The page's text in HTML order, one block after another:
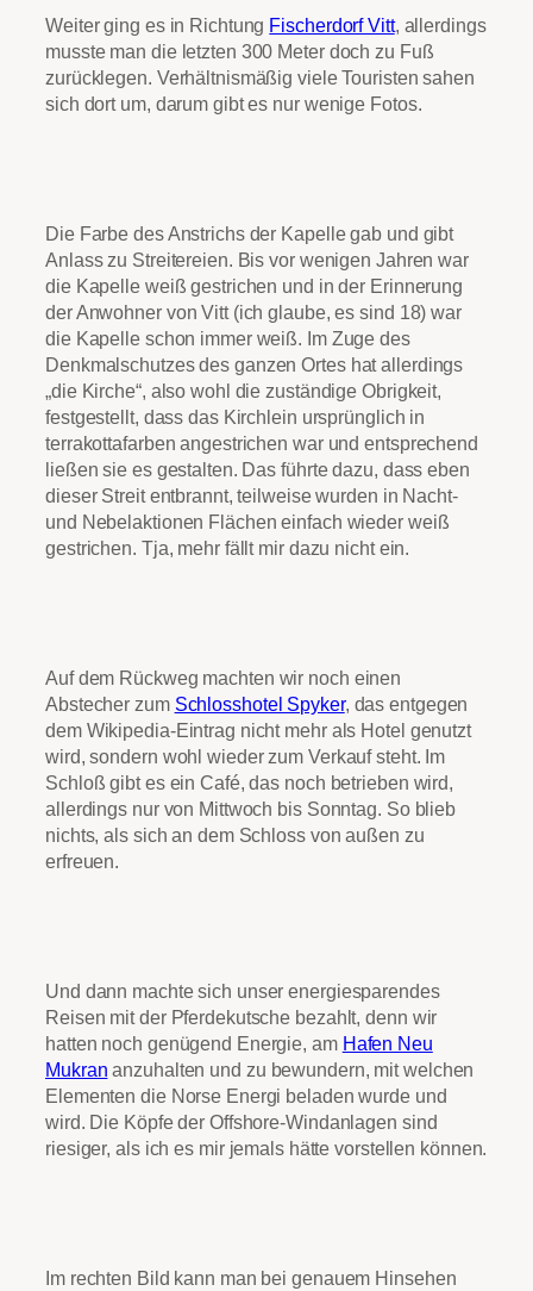
Weiter ging es in Richtung Fischerdorf Vitt, allerdings
musste man die letzten 300 Meter doch zu Fuß
zurücklegen. Verhältnismäßig viele Touristen sahen
sich dort um, darum gibt es nur wenige Fotos.
Die Farbe des Anstrichs der Kapelle gab und gibt
Anlass zu Streitereien. Bis vor wenigen Jahren war
die Kapelle weiß gestrichen und in der Erinnerung
der Anwohner von Vitt (ich glaube, es sind 18) war
die Kapelle schon immer weiß. Im Zuge des
Denkmalschutzes des ganzen Ortes hat allerdings
„die Kirche“, also wohl die zuständige Obrigkeit,
festgestellt, dass das Kirchlein ursprünglich in
terrakottafarben angestrichen war und entsprechend
ließen sie es gestalten. Das führte dazu, dass eben
dieser Streit entbrannt, teilweise wurden in Nacht-
und Nebelaktionen Flächen einfach wieder weiß
gestrichen. Tja, mehr fällt mir dazu nicht ein.
Auf dem Rückweg machten wir noch einen
Abstecher zum Schlosshotel Spyker, das entgegen
dem Wikipedia-Eintrag nicht mehr als Hotel genutzt
wird, sondern wohl wieder zum Verkauf steht. Im
Schloß gibt es ein Café, das noch betrieben wird,
allerdings nur von Mittwoch bis Sonntag. So blieb
nichts, als sich an dem Schloss von außen zu
erfreuen.
Und dann machte sich unser energiesparendes
Reisen mit der Pferdekutsche bezahlt, denn wir
hatten noch genügend Energie, am Hafen Neu
Mukran anzuhalten und zu bewundern, mit welchen
Elementen die Norse Energi beladen wurde und
wird. Die Köpfe der Offshore-Windanlagen sind
riesiger, als ich es mir jemals hätte vorstellen können.
Im rechten Bild kann man bei genauem Hinsehen